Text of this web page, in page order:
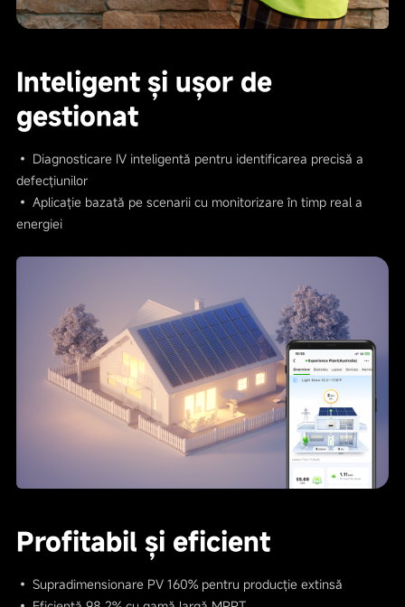
Inteligent și ușor de
gestionat
• Diagnosticare IV inteligentă pentru identificarea precisă a
defecțiunilor
• Aplicație bazată pe scenarii cu monitorizare în timp real a
energiei
Profitabil și eficient
• Supradimensionare PV 160% pentru producție extinsă